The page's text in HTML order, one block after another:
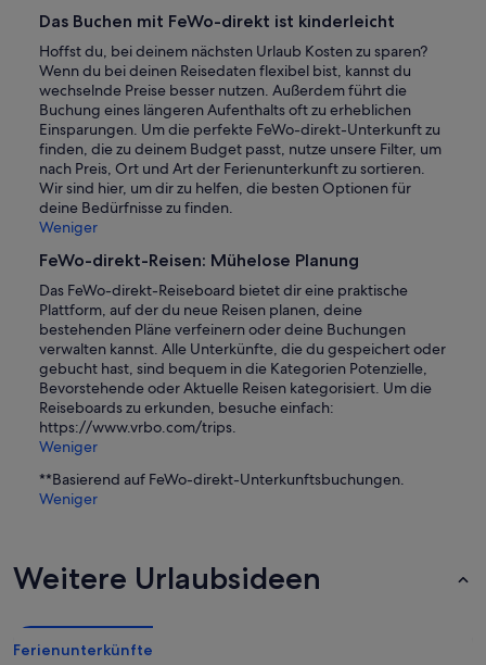
Das Buchen mit FeWo-direkt ist kinderleicht
Hoffst du, bei deinem nächsten Urlaub Kosten zu sparen?
Wenn du bei deinen Reisedaten flexibel bist, kannst du
wechselnde Preise besser nutzen. Außerdem führt die
Buchung eines längeren Aufenthalts oft zu erheblichen
Einsparungen. Um die perfekte FeWo-direkt-Unterkunft zu
finden, die zu deinem Budget passt, nutze unsere Filter, um
nach Preis, Ort und Art der Ferienunterkunft zu sortieren.
Wir sind hier, um dir zu helfen, die besten Optionen für
deine Bedürfnisse zu finden.
Weniger
FeWo-direkt-Reisen: Mühelose Planung
Das FeWo-direkt-Reiseboard bietet dir eine praktische
Plattform, auf der du neue Reisen planen, deine
bestehenden Pläne verfeinern oder deine Buchungen
verwalten kannst. Alle Unterkünfte, die du gespeichert oder
gebucht hast, sind bequem in die Kategorien Potenzielle,
Bevorstehende oder Aktuelle Reisen kategorisiert. Um die
Reiseboards zu erkunden, besuche einfach:
https://www.vrbo.com/trips.
Weniger
**Basierend auf FeWo-direkt-Unterkunftsbuchungen.
Weniger
Weitere Urlaubsideen
Ferienunterkünfte